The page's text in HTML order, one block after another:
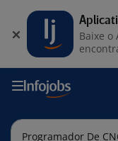
Baixe o